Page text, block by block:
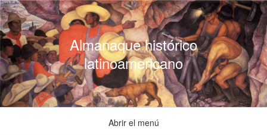
Almanaque histórico
latinoamericano
Abrir el menú